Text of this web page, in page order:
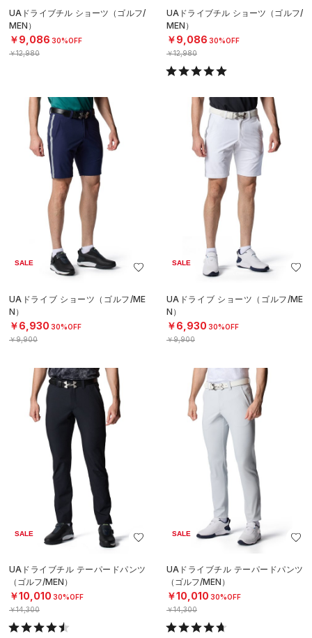
UAドライブチル ショーツ（ゴルフ/
MEN）
￥9,086 30%OFF
￥12,980
UAドライブチル ショーツ（ゴルフ/
MEN）
￥9,086 30%OFF
￥12,980
SALE
UAドライブ ショーツ（ゴルフ/ME
N）
￥6,930 30%OFF
￥9,900
SALE
UAドライブ ショーツ（ゴルフ/ME
N）
￥6,930 30%OFF
￥9,900
SALE
UAドライブチル テーパードパンツ
（ゴルフ/MEN）
￥10,010 30%OFF
￥14,300
SALE
UAドライブチル テーパードパンツ
（ゴルフ/MEN）
￥10,010 30%OFF
￥14,300